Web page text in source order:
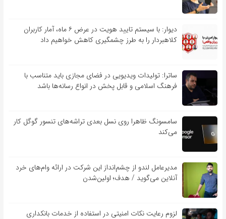
دیوار: با سیستم تایید هویت در عرض ۶ ماه، آمار کاربران
کلاهبردار را به طرز چشمگیری کاهش خواهیم داد
ساترا: تولیدات ویدیویی در فضای مجازی باید متناسب با
فرهنگ اسلامی و قابل پخش در انواع رسانه‌ها باشد
سامسونگ ظاهرا روی نسل بعدی تراشه‌های تنسور گوگل کار
می‌کند
مدیرعامل لندو از چشم‌انداز این شرکت در ارائه وام‌های خرد
آنلاین می‌گوید / هدف؛ اولین‌شدن
لزوم رعایت نکات امنیتی در استفاده از خدمات بانکداری